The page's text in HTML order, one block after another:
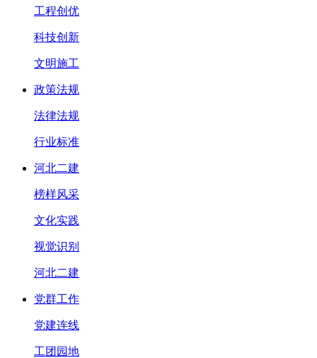
工程创优
科技创新
文明施工
政策法规
法律法规
行业标准
河北二建
榜样风采
文化实践
视觉识别
河北二建
党群工作
党建连线
工团园地